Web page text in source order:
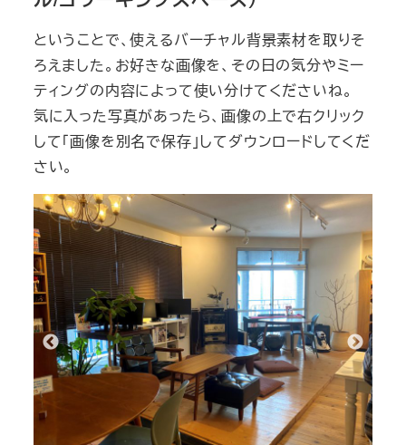
ということで、使えるバーチャル背景素材を取りそ
ろえました。お好きな画像を、その日の気分やミー
ティングの内容によって使い分けてくださいね。
気に入った写真があったら、画像の上で右クリック
して「画像を別名で保存」してダウンロードしてくだ
さい。